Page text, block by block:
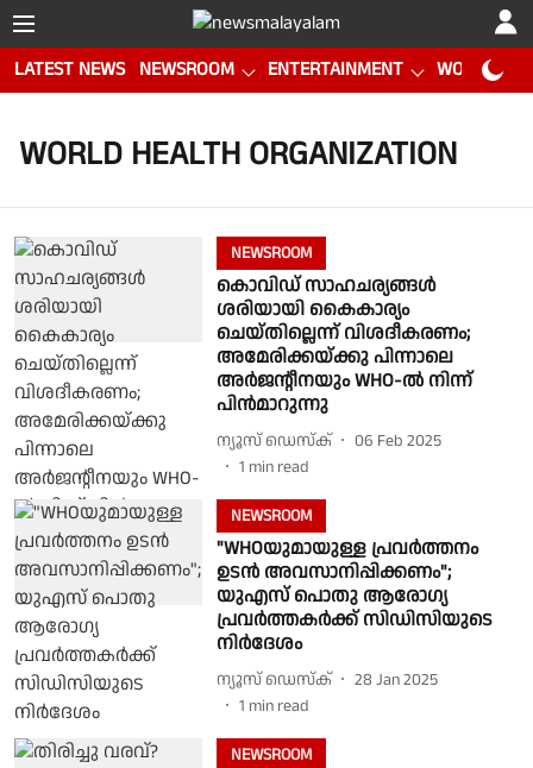
LATEST NEWS NEWSROOM ENTERTAINMENT WORLD CUP
WORLD HEALTH ORGANIZATION
NEWSROOM
കൊവിഡ് സാഹചര്യങ്ങൾ
ശരിയായി കൈകാര്യം
ചെയ്തില്ലെന്ന് വിശദീകരണം;
അമേരിക്കയ്ക്കു പിന്നാലെ
അർജൻ്റീനയും WHO-ൽ നിന്ന്
പിന്‍മാറുന്നു
ന്യൂസ് ഡെസ്ക്
06 Feb 2025
1 min read
NEWSROOM
"WHOയുമായുള്ള പ്രവർത്തനം
ഉടൻ അവസാനിപ്പിക്കണം";
യുഎസ് പൊതു ആരോഗ്യ
പ്രവർത്തകർക്ക് സിഡിസിയുടെ
നിർദേശം
ന്യൂസ് ഡെസ്ക്
28 Jan 2025
1 min read
NEWSROOM